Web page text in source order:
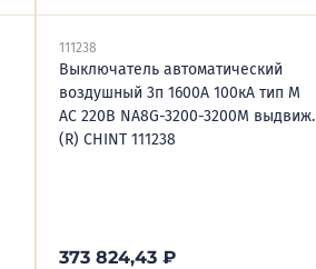
111238
Выключатель автоматический
воздушный 3п 1600А 100кА тип М
AC 220В NA8G-3200-3200М выдвиж.
(R) CHINT 111238
373 824,43 ₽